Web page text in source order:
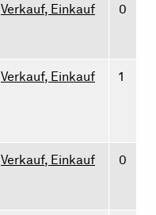
Verkauf, Einkauf 0
Verkauf, Einkauf 1
Verkauf, Einkauf 0